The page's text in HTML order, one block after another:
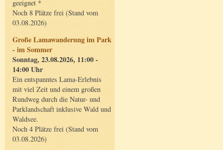
geeignet *
Noch 8 Plätze frei (Stand vom
03.08.2026)
Große Lamawanderung im Park
- im Sommer
Sonntag, 23.08.2026, 11:00 -
14:00 Uhr
Ein entspanntes Lama-Erlebnis
mit viel Zeit und einem großen
Rundweg durch die Natur- und
Parklandschaft inklusive Wald und
Waldsee.
Noch 4 Plätze frei (Stand vom
03.08.2026)